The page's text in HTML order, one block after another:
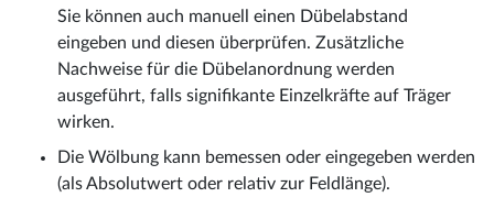
Sie können auch manuell einen Dübelabstand
eingeben und diesen überprüfen. Zusätzliche
Nachweise für die Dübelanordnung werden
ausgeführt, falls signifikante Einzelkräfte auf Träger
wirken.
Die Wölbung kann bemessen oder eingegeben werden
(als Absolutwert oder relativ zur Feldlänge).